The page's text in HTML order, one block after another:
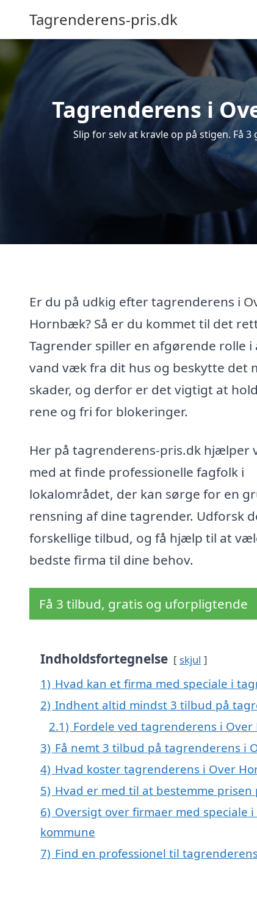
Tagrenderens-pris.dk
Tagrenderens i
Slip for selv at kravle op på stigen. Få
Er du på udkig efter tagrenderens i
Hornbæk? Så er du kommet til det
Tagrender spiller en afgørende rolle i
vand væk fra dit hus og beskytte det
skader, og derfor er det vigtigt at
rene og fri for blokeringer.
Her på tagrenderens-pris.dk hjælper
med at finde professionelle fagfolk i
lokalområdet, der kan sørge for en
rensning af dine tagrender. Udforsk
forskellige tilbud, og få hjælp til at
bedste firma til dine behov.
Få 3 tilbud, gratis og uforpligtende
Indholdsfortegnelse skjul
1) Hvad kan et firma med speciale i
2) Indhent altid mindst 3 tilbud på
2.1) Fordele ved tagrenderens i
3) Få nemt 3 tilbud på tagrenderens i
4) Hvad koster tagrenderens i Over
5) Hvad er med til at bestemme
6) Oversigt over firmaer med speciale
kommune
7) Find en professionel til